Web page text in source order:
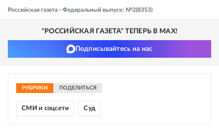
Российская газета - Федеральный выпуск: №2(8353)
"РОССИЙСКАЯ ГАЗЕТА" ТЕПЕРЬ В MAX!
Подписывайтесь на нас
РУБРИКИ ПОДЕЛИТЬСЯ
СМИ и соцсети Суд